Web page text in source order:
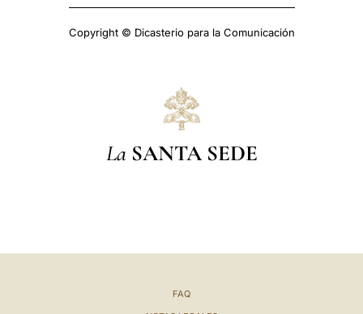
Copyright © Dicasterio para la Comunicación
La SANTA SEDE
FAQ